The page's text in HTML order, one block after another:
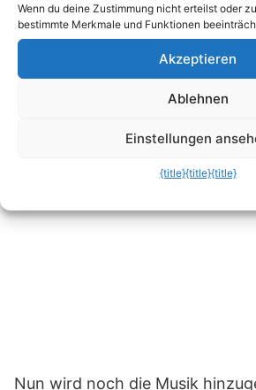
Nun wird noch die Musik
Wenn du deine Zustimmung nicht erteilst oder
bestimmte Merkmale und Funktionen
Akzeptieren
Ablehnen
Einstellungen
{title}{title}{title}